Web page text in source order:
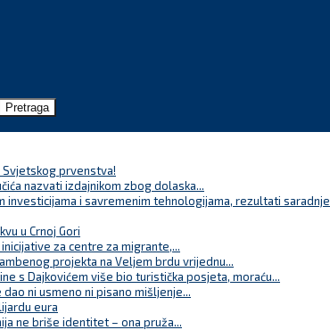
Pretraga
Svjetskog prvenstva!
nazvati izdajnikom zbog dolaska...
investicijama i savremenim tehnologijama, rezultati saradnje
u Crnoj Gori
za centre za migrante,...
projekta na Veljem brdu vrijednu...
s Dajkovićem više bio turistička posjeta, moraću...
ni usmeno ni pisano mišljenje...
eura
ne briše identitet – ona pruža...